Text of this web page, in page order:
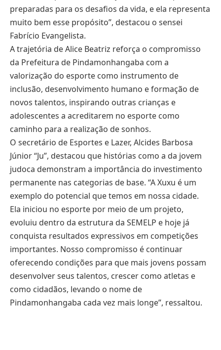
preparadas para os desafios da vida, e ela representa
muito bem esse propósito”, destacou o sensei
Fabrício Evangelista.
A trajetória de Alice Beatriz reforça o compromisso
da Prefeitura de Pindamonhangaba com a
valorização do esporte como instrumento de
inclusão, desenvolvimento humano e formação de
novos talentos, inspirando outras crianças e
adolescentes a acreditarem no esporte como
caminho para a realização de sonhos.
O secretário de Esportes e Lazer, Alcides Barbosa
Júnior “Ju”, destacou que histórias como a da jovem
judoca demonstram a importância do investimento
permanente nas categorias de base. “A Xuxu é um
exemplo do potencial que temos em nossa cidade.
Ela iniciou no esporte por meio de um projeto,
evoluiu dentro da estrutura da SEMELP e hoje já
conquista resultados expressivos em competições
importantes. Nosso compromisso é continuar
oferecendo condições para que mais jovens possam
desenvolver seus talentos, crescer como atletas e
como cidadãos, levando o nome de
Pindamonhangaba cada vez mais longe”, ressaltou.